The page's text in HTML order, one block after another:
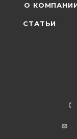
О
СТАТЬИ